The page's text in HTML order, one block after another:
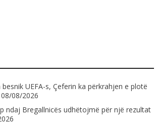
UEFA-s, Çeferin ka përkrahjen e plotë
08/08/2026
ndaj Bregallnicës udhëtojmë për një rezultat